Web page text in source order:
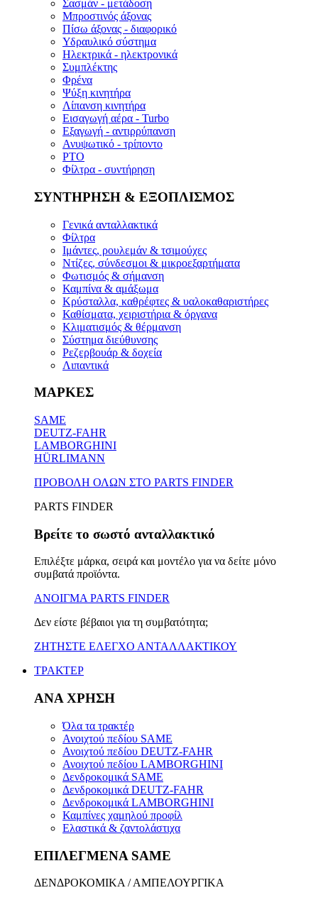
Σασμάν - μετάδοση
Μπροστινός άξονας
Πίσω άξονας - διαφορικό
Υδραυλικό σύστημα
Ηλεκτρικά - ηλεκτρονικά
Συμπλέκτης
Φρένα
Ψύξη κινητήρα
Λίπανση κινητήρα
Εισαγωγή αέρα - Turbo
Εξαγωγή - αντιρρύπανση
Ανυψωτικό - τρίποντο
PTO
Φίλτρα - συντήρηση
ΣΥΝΤΗΡΗΣΗ & ΕΞΟΠΛΙΣΜΟΣ
Γενικά ανταλλακτικά
Φίλτρα
Ιμάντες, ρουλεμάν & τσιμούχες
Ντίζες, σύνδεσμοι & μικροεξαρτήματα
Φωτισμός & σήμανση
Καμπίνα & αμάξωμα
Κρύσταλλα, καθρέφτες & υαλοκαθαριστήρες
Καθίσματα, χειριστήρια & όργανα
Κλιματισμός & θέρμανση
Σύστημα διεύθυνσης
Ρεζερβουάρ & δοχεία
Λιπαντικά
ΜΑΡΚΕΣ
SAME
DEUTZ-FAHR
LAMBORGHINI
HÜRLIMANN
ΠΡΟΒΟΛΗ ΟΛΩΝ ΣΤΟ PARTS FINDER
PARTS FINDER
Βρείτε το σωστό ανταλλακτικό
Επιλέξτε μάρκα, σειρά και μοντέλο για να δείτε μόνο
συμβατά προϊόντα.
ΑΝΟΙΓΜΑ PARTS FINDER
Δεν είστε βέβαιοι για τη συμβατότητα;
ΖΗΤΗΣΤΕ ΕΛΕΓΧΟ ΑΝΤΑΛΛΑΚΤΙΚΟΥ
ΤΡΑΚΤΕΡ
ΑΝΑ ΧΡΗΣΗ
Όλα τα τρακτέρ
Ανοιχτού πεδίου SAME
Ανοιχτού πεδίου DEUTZ-FAHR
Ανοιχτού πεδίου LAMBORGHINI
Δενδροκομικά SAME
Δενδροκομικά DEUTZ-FAHR
Δενδροκομικά LAMBORGHINI
Καμπίνες χαμηλού προφίλ
Ελαστικά & ζαντολάστιχα
ΕΠΙΛΕΓΜΕΝΑ SAME
ΔΕΝΔΡΟΚΟΜΙΚΑ / ΑΜΠΕΛΟΥΡΓΙΚΑ